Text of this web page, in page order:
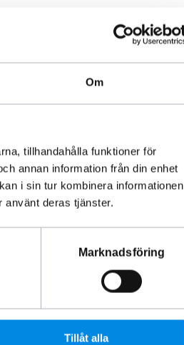
Om
tillhandahålla funktioner för
annan information från din enhet
i sin tur kombinera informationen
använt deras tjänster.
Marknadsföring
Tillåt alla